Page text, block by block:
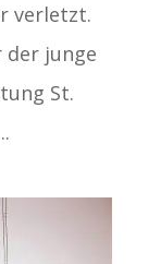
verletzt.
der junge
St.